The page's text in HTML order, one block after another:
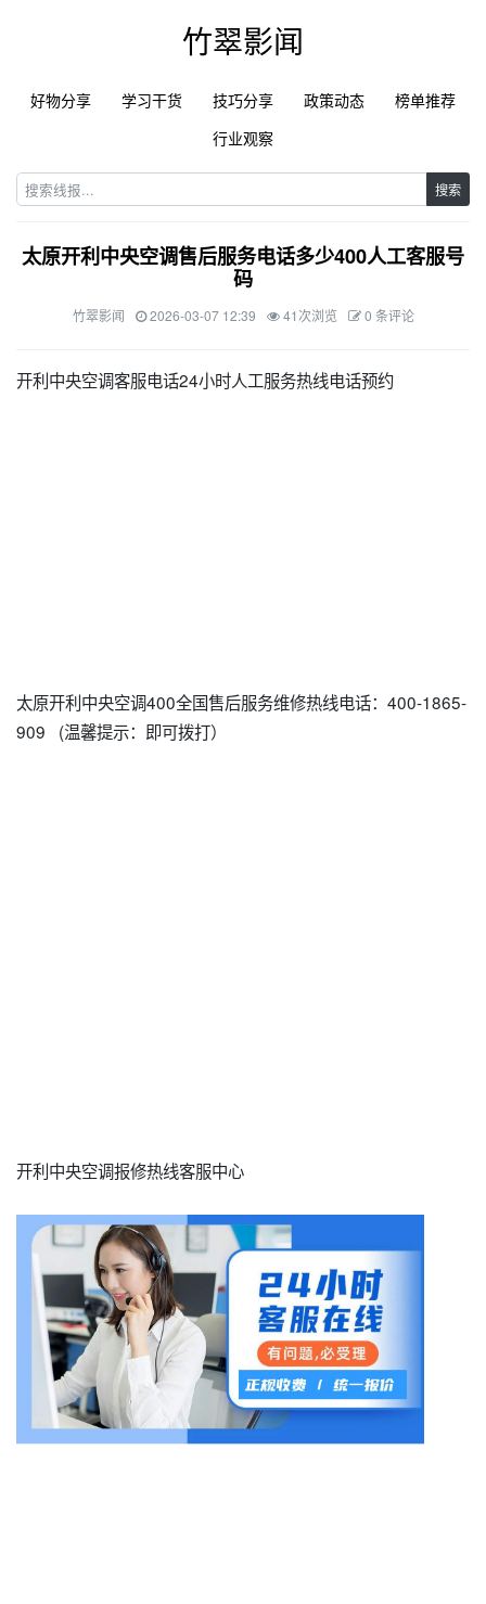
竹翠影闻
好物分享 学习干货 技巧分享 政策动态
榜单推荐
行业观察
搜索
太原开利中央空调售后服务电话多少400人工客服号
码
竹翠影闻 2026-03-07 12:39 41次浏览 0 条评论
开利中央空调客服电话24小时人工服务热线电话预约
太原开利中央空调400全国售后服务维修热线电话：400-1865-
909 (温馨提示：即可拨打）
开利中央空调报修热线客服中心